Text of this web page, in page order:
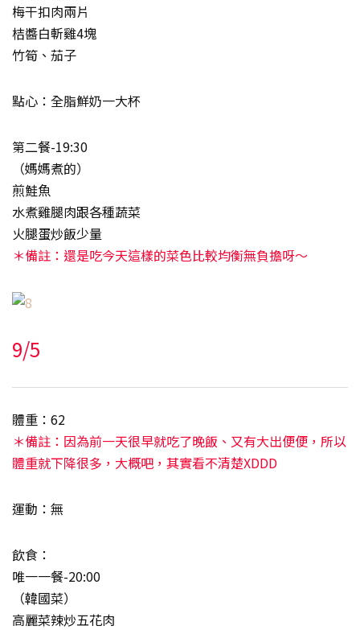
梅干扣肉兩片
桔醬白斬雞4塊
竹筍、茄子
點心：全脂鮮奶一大杯
第二餐-19:30
（媽媽煮的）
煎鮭魚
水煮雞腿肉跟各種蔬菜
火腿蛋炒飯少量
＊備註：還是吃今天這樣的菜色比較均衡無負擔呀～
9/5
體重：62
＊備註：因為前一天很早就吃了晚飯、又有大出便便，所以
體重就下降很多，大概吧，其實看不清楚XDDD
運動：無
飲食：
唯一一餐-20:00
（韓國菜）
高麗菜辣炒五花肉